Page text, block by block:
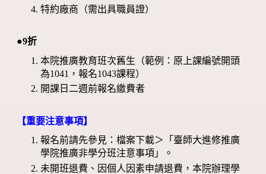
特約廠商（需出具職員證）
●9折
本院推廣教育班次舊生（範例：原上課編號開頭
為1041，報名1043課程）
開課日二週前報名繳費者
【重要注意事項】
報名前請先參見：檔案下載＞「臺師大進修推廣
學院推廣非學分班注意事項」。
未開班退費、因個人因素申請退費，本院辦理學